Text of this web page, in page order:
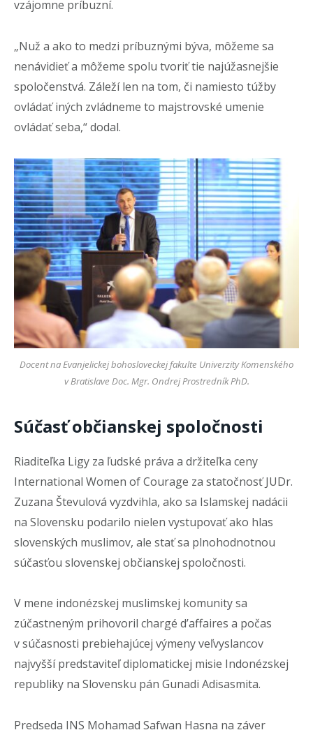
vzájomne príbuzní.
„Nuž a ako to medzi príbuznými býva, môžeme sa
nenávidieť a môžeme spolu tvoriť tie najúžasnejšie
spoločenstvá. Záleží len na tom, či namiesto túžby
ovládať iných zvládneme to majstrovské umenie
ovládať seba,“ dodal.
Docent na Evanjelickej bohosloveckej fakulte Univerzity Komenského
v Bratislave Doc. Mgr. Ondrej Prostredník PhD.
Súčasť občianskej spoločnosti
Riaditeľka Ligy za ľudské práva a držiteľka ceny
International Women of Courage za statočnosť JUDr.
Zuzana Števulová vyzdvihla, ako sa Islamskej nadácii
na Slovensku podarilo nielen vystupovať ako hlas
slovenských muslimov, ale stať sa plnohodnotnou
súčasťou slovenskej občianskej spoločnosti.
V mene indonézskej muslimskej komunity sa
zúčastneným prihovoril chargé d’affaires a počas
v súčasnosti prebiehajúcej výmeny veľvyslancov
najvyšší predstaviteľ diplomatickej misie Indonézskej
republiky na Slovensku pán Gunadi Adisasmita.
Predseda INS Mohamad Safwan Hasna na záver